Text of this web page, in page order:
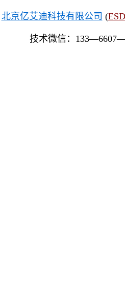
北京亿艾迪科技有限公司 (
技术微信：